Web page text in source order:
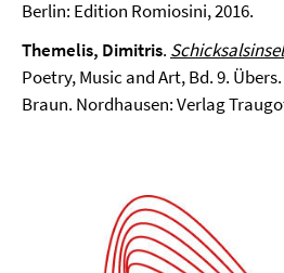
Berlin: Edition Romiosini, 2016.
Themelis, Dimitris.
Poetry, Music and Art, Bd. 9.
Braun. Nordhausen: Verlag